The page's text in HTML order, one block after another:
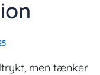
men tænker